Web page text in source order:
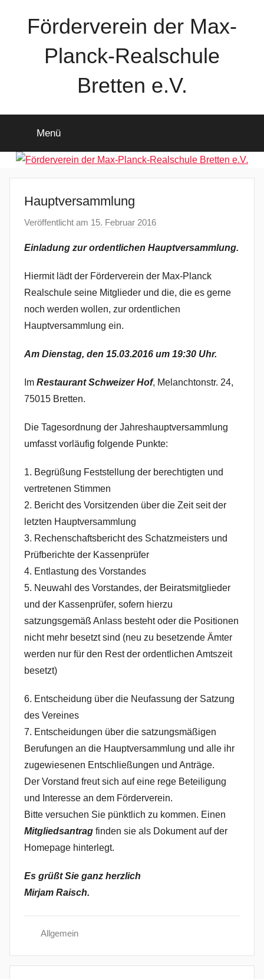
Förderverein der Max-
Planck-Realschule
Bretten e.V.
Menü
Hauptversammlung
Veröffentlicht am 15. Februar 2016
n
d
i
R
r
Einladung zur ordentlichen Hauptversammlung.
Hiermit lädt der Förderverein der Max-Planck
Realschule seine Mitglieder und die, die es gerne
noch werden wollen, zur ordentlichen
Hauptversammlung ein.
Am Dienstag, den 15.03.2016 um 19:30 Uhr.
Im Restaurant Schweizer Hof, Melanchtonstr. 24,
75015 Bretten.
Die Tagesordnung der Jahreshauptversammlung
umfasst vorläufig folgende Punkte:
1. Begrüßung Feststellung der berechtigten und
vertretenen Stimmen
2. Bericht des Vorsitzenden über die Zeit seit der
letzten Hauptversammlung
3. Rechenschaftsbericht des Schatzmeisters und
Prüfberichte der Kassenprüfer
4. Entlastung des Vorstandes
5. Neuwahl des Vorstandes, der Beiratsmitglieder
und der Kassenprüfer, sofern hierzu
satzungsgemäß Anlass besteht oder die Positionen
nicht mehr besetzt sind (neu zu besetzende Ämter
werden nur für den Rest der ordentlichen Amtszeit
besetzt)
6. Entscheidung über die Neufassung der Satzung
des Vereines
7. Entscheidungen über die satzungsmäßigen
Berufungen an die Hauptversammlung und alle ihr
zugewiesenen Entschließungen und Anträge.
Der Vorstand freut sich auf eine rege Beteiligung
und Interesse an dem Förderverein.
Bitte versuchen Sie pünktlich zu kommen. Einen
Mitgliedsantrag finden sie als Dokument auf der
Homepage hinterlegt.
Es grüßt Sie ganz herzlich
Mirjam Raisch.
Allgemein